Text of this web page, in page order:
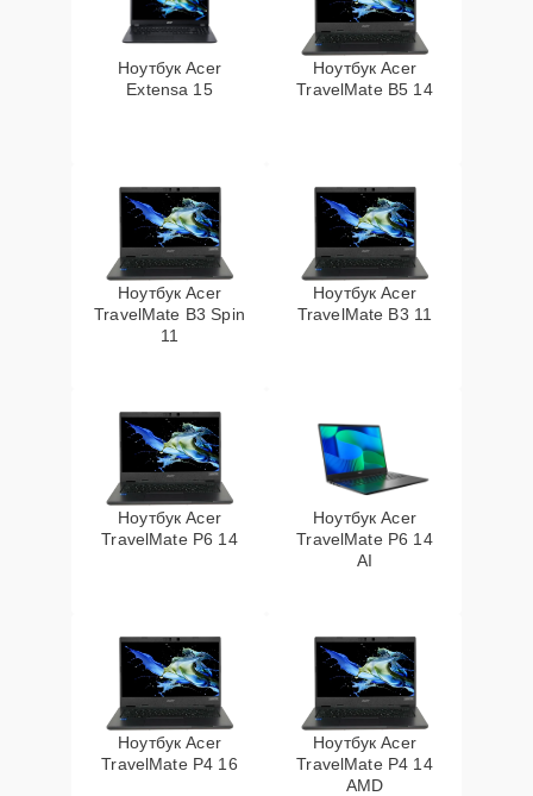
Ноутбук Acer
Extensa 15
Ноутбук Acer
TravelMate B5 14
Ноутбук Acer
TravelMate B3 Spin
11
Ноутбук Acer
TravelMate B3 11
Ноутбук Acer
TravelMate P6 14
Ноутбук Acer
TravelMate P6 14
AI
Ноутбук Acer
TravelMate P4 16
Ноутбук Acer
TravelMate P4 14
AMD